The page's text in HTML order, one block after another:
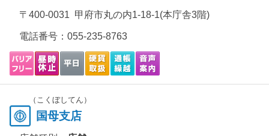
〒400-0031 甲府市丸の内1-18-1(本庁舎3階)
電話番号： 055-235-8763
（こくぼしてん）
国母支店